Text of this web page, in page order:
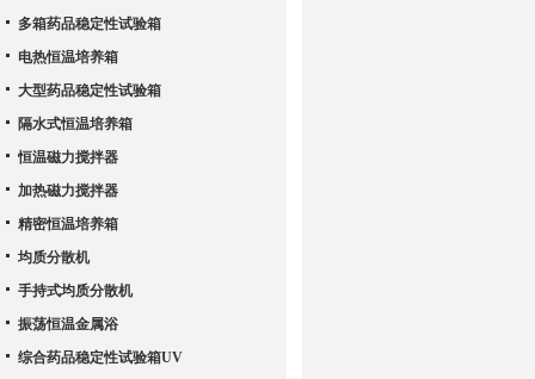
多箱药品稳定性试验箱
电热恒温培养箱
大型药品稳定性试验箱
隔水式恒温培养箱
恒温磁力搅拌器
加热磁力搅拌器
精密恒温培养箱
均质分散机
手持式均质分散机
振荡恒温金属浴
综合药品稳定性试验箱UV